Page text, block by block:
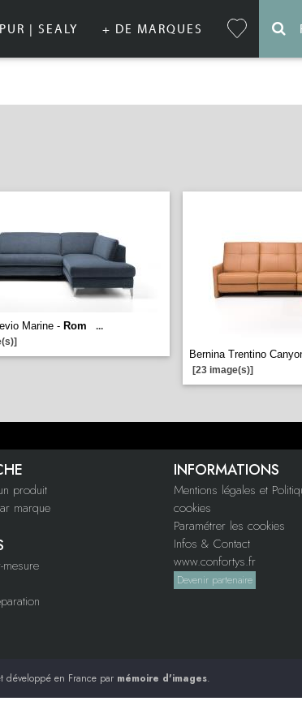
| SEALY + DE MARQUES
Marine - Rom
...
Bernina Trentino
[23 image(s)]
produit
marque
mesure
INFORMATIONS
Mentions légales et
cookies
Paramétrer les cookies
Infos & Contact
www.confortys.fr
Devenir partenaire
développé en France par mémoire d'images.